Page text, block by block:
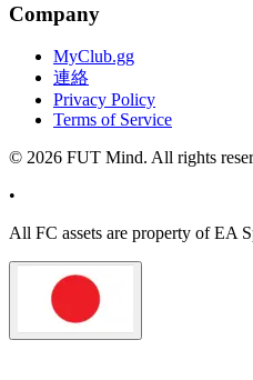
Company
MyClub.gg
連絡
Privacy Policy
Terms of Service
© 2026 FUT Mind. All rights
•
All FC assets are property of EA